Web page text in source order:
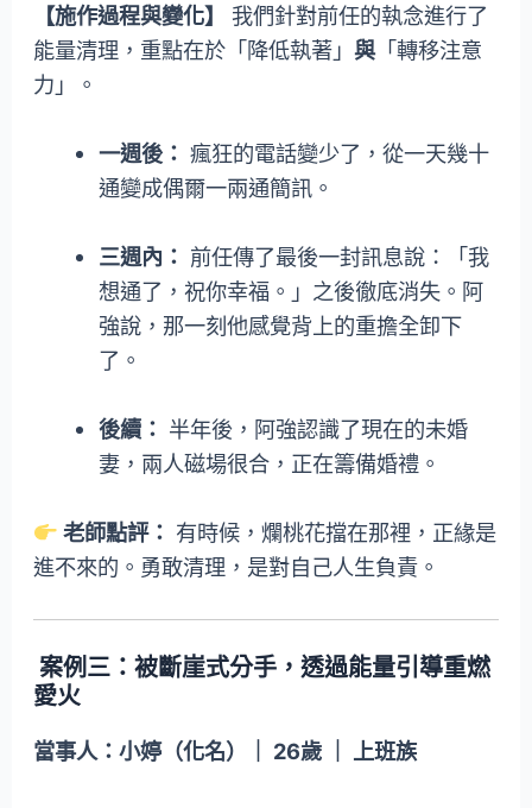
【施作過程與變化】
我們針對前任的執念進行了
能量清理，重點在於「降低執著」與「轉移注意
力」。
一週後： 瘋狂的電話變少了，從一天幾十
通變成偶爾一兩通簡訊。
三週內： 前任傳了最後一封訊息說：「我
想通了，祝你幸福。」之後徹底消失。阿
強說，那一刻他感覺背上的重擔全卸下
了。
後續： 半年後，阿強認識了現在的未婚
妻，兩人磁場很合，正在籌備婚禮。
老師點評： 有時候，爛桃花擋在那裡，正緣是
進不來的。勇敢清理，是對自己人生負責。
案例三：被斷崖式分手，透過能量引導重燃
愛火
當事人：小婷（化名）｜ 26歲 ｜ 上班族